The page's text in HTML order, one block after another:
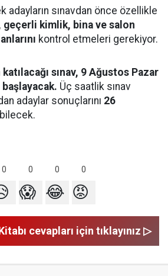
adayların sınavdan önce özellikle
geçerli kimlik, bina ve salon
kontrol etmeleri gerekiyor.
sınav, 9 Ağustos Pazar
Üç saatlik sınav
adaylar sonuçlarını 26
0 0 0 0
😱 😂 😡
cevapları için tıklayınız ▷